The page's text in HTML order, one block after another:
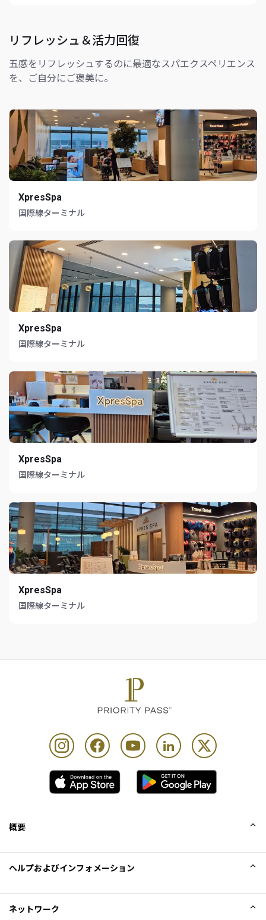
リフレッシュ＆活力回復
五感をリフレッシュするのに最適なスパエクスペリエンス
を、ご自分にご褒美に。
XpresSpa
国際線ターミナル
XpresSpa
国際線ターミナル
XpresSpa
国際線ターミナル
XpresSpa
国際線ターミナル
概要
ヘルプおよびインフォメーション
ネットワーク